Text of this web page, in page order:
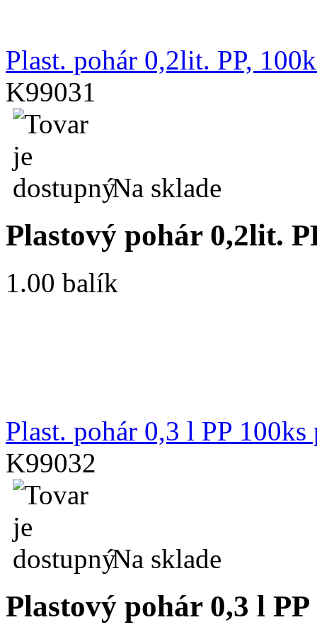
Plast. pohár 0,2lit. PP,
K99031
Na sklade
Plastový pohár 0,2lit.
1.00 balík
Plast. pohár 0,3 l PP
K99032
Na sklade
Plastový pohár 0,3 l